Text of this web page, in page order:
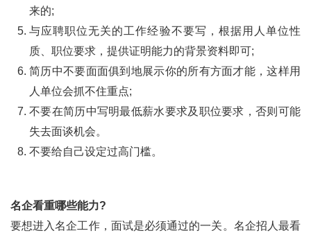
来的;
与应聘职位无关的工作经验不要写，根据用人单位性
质、职位要求，提供证明能力的背景资料即可;
简历中不要面面俱到地展示你的所有方面才能，这样用
人单位会抓不住重点;
不要在简历中写明最低薪水要求及职位要求，否则可能
失去面谈机会。
不要给自己设定过高门槛。
名企看重哪些能力?
要想进入名企工作，面试是必须通过的一关。名企招人最看